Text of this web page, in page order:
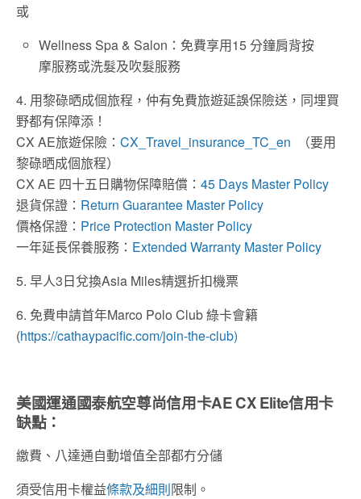
或
Wellness Spa & Salon：免費享用15 分鐘肩背按
摩服務或洗髮及吹髮服務
4. 用黎碌晒成個旅程，仲有免費旅遊延誤保險送，同埋買
野都有保障添！
CX AE旅遊保險： CX_Travel_insurance_TC_en （要用
黎碌晒成個旅程）
CX AE 四十五日購物保障賠償： 45 Days Master Policy
退貨保證： Return Guarantee Master Policy
價格保證： Price Protection Master Policy
一年延長保養服務： Extended Warranty Master Policy
5. 早人3日兌換Asia Miles精選折扣機票
6. 免費申請首年Marco Polo Club 綠卡會籍
(https://cathaypacific.com/join-the-club)
美國運通國泰航空尊尚信用卡AE CX Elite信用卡
缺點：
繳費、八達通自動增值全部都冇分儲
須受信用卡權益條款及細則限制。